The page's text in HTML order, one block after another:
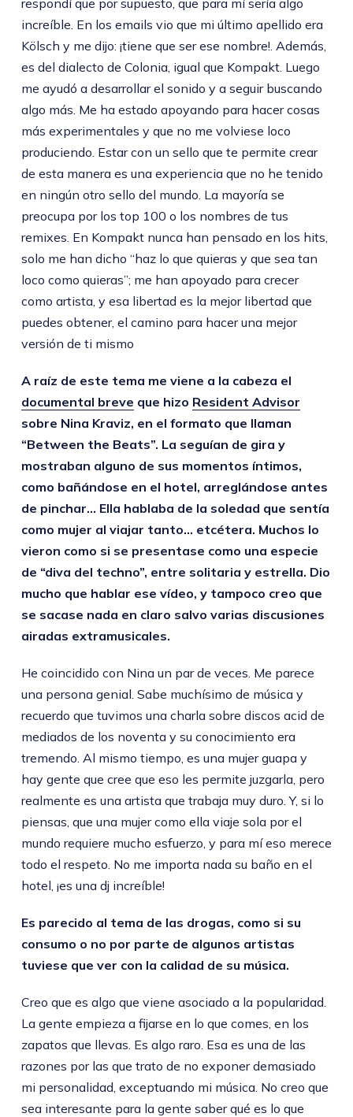
increíble. En los emails vio que mi último apellido era
Kölsch y me dijo: ¡tiene que ser ese nombre!. Además,
es del dialecto de Colonia, igual que Kompakt. Luego
me ayudó a desarrollar el sonido y a seguir buscando
algo más. Me ha estado apoyando para hacer cosas
más experimentales y que no me volviese loco
produciendo. Estar con un sello que te permite crear
de esta manera es una experiencia que no he tenido
en ningún otro sello del mundo. La mayoría se
preocupa por los top 100 o los nombres de tus
remixes. En Kompakt nunca han pensado en los hits,
solo me han dicho “haz lo que quieras y que sea tan
loco como quieras”; me han apoyado para crecer
como artista, y esa libertad es la mejor libertad que
puedes obtener, el camino para hacer una mejor
versión de ti mismo
A raíz de este tema me viene a la cabeza el
documental breve que hizo Resident Advisor
sobre Nina Kraviz, en el formato que llaman
“Between the Beats”. La seguían de gira y
mostraban alguno de sus momentos íntimos,
como bañándose en el hotel, arreglándose antes
de pinchar… Ella hablaba de la soledad que sentía
como mujer al viajar tanto… etcétera. Muchos lo
vieron como si se presentase como una especie
de “diva del techno”, entre solitaria y estrella. Dio
mucho que hablar ese vídeo, y tampoco creo que
se sacase nada en claro salvo varias discusiones
airadas extramusicales.
He coincidido con Nina un par de veces. Me parece
una persona genial. Sabe muchísimo de música y
recuerdo que tuvimos una charla sobre discos acid de
mediados de los noventa y su conocimiento era
tremendo. Al mismo tiempo, es una mujer guapa y
hay gente que cree que eso les permite juzgarla, pero
realmente es una artista que trabaja muy duro. Y, si lo
piensas, que una mujer como ella viaje sola por el
mundo requiere mucho esfuerzo, y para mí eso merece
todo el respeto. No me importa nada su baño en el
hotel, ¡es una dj increíble!
Es parecido al tema de las drogas, como si su
consumo o no por parte de algunos artistas
tuviese que ver con la calidad de su música.
Creo que es algo que viene asociado a la popularidad.
La gente empieza a fijarse en lo que comes, en los
zapatos que llevas. Es algo raro. Esa es una de las
razones por las que trato de no exponer demasiado
mi personalidad, exceptuando mi música. No creo que
sea interesante para la gente saber qué es lo que